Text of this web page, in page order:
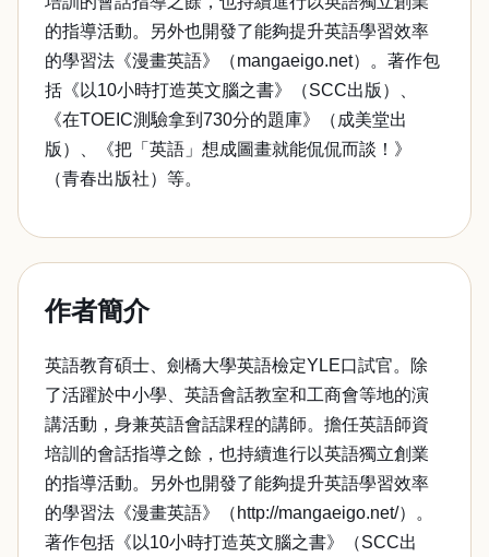
的指導活動。另外也開發了能夠提升英語學習效率
的學習法《漫畫英語》（mangaeigo.net）。著作包
括《以10小時打造英文腦之書》（SCC出版）、
《在TOEIC測驗拿到730分的題庫》（成美堂出
版）、《把「英語」想成圖畫就能侃侃而談！》
（青春出版社）等。
作者簡介
英語教育碩士、劍橋大學英語檢定YLE口試官。除
了活躍於中小學、英語會話教室和工商會等地的演
講活動，身兼英語會話課程的講師。擔任英語師資
培訓的會話指導之餘，也持續進行以英語獨立創業
的指導活動。另外也開發了能夠提升英語學習效率
的學習法《漫畫英語》（http://mangaeigo.net/）。
著作包括《以10小時打造英文腦之書》（SCC出